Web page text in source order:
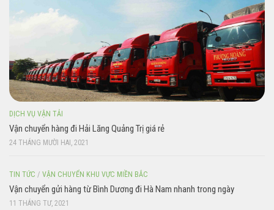
DỊCH VỤ VẬN TẢI
Vận chuyển hàng đi Hải Lăng Quảng Trị giá rẻ
24 THÁNG MƯỜI HAI, 2021
TIN TỨC / VẬN CHUYỂN KHU VỰC MIỀN BẮC
Vận chuyển gửi hàng từ Bình Dương đi Hà Nam nhanh trong ngày
11 THÁNG TƯ, 2021